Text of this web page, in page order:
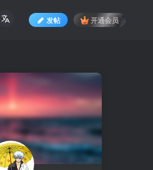
发帖 开通会员